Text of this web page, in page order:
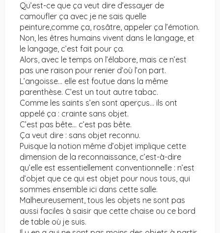
Qu’est-ce que ça veut dire d’essayer de
camoufler ça avec je ne sais quelle
peinture,comme ça, rosâtre, appeler ça l’émotion.
Non, les êtres humains vivent dans le langage, et
le langage, c’est fait pour ça.
Alors, avec le temps on l’élabore, mais ce n’est
pas une raison pour renier d’où l’on part.
L’angoisse… elle est foutue dans la même
parenthèse. C’est un tout autre tabac.
Comme les saints s’en sont aperçus… ils ont
appelé ça : crainte sans objet.
C’est pas bête… c’est pas bête.
Ça veut dire : sans objet reconnu.
Puisque la notion même d’objet implique cette
dimension de la reconnaissance, c’est-à-dire
qu’elle est essentiellement conventionnelle : n’est
d’objet que ce qui est objet pour nous tous, qui
sommes ensemble ici dans cette salle.
Malheureusement, tous les objets ne sont pas
aussi faciles à saisir que cette chaise ou ce bord
de table où je suis.